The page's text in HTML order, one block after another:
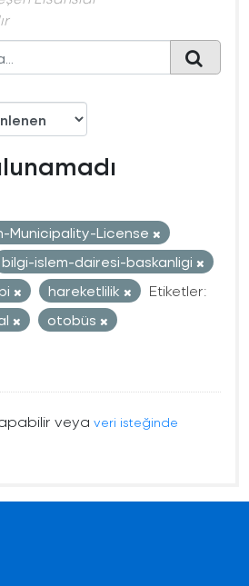
Municipality-License
bilgi-islem-dairesi-baskanligi
hareketlilik
Etiketler:
otobüs
veya veri isteğinde